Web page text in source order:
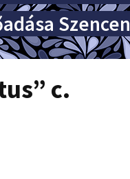
Szencen
c.